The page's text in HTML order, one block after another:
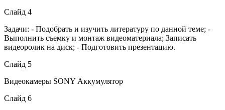
Слайд 4
Задачи: - Подобрать и изучить литературу по данной теме; -
Выполнить съемку и монтаж видеоматериала; Записать
видеоролик на диск; - Подготовить презентацию.
Слайд 5
Видеокамеры SONY Аккумулятор
Слайд 6